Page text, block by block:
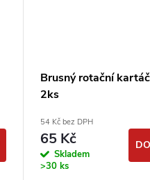
Brusný rotační
2ks
54 Kč bez DPH
65 Kč
Skladem
>30 ks